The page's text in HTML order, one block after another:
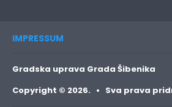
IMPRESSUM
Gradska uprava Grada Šibenika
Copyright © 2026. • Sva prava